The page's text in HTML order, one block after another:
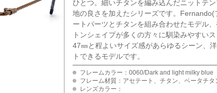
ひとつ。細いチタンを編み込んだニットテ
地の良さを加えたシリーズです。
ートパーツとチタンを組み合わせたモデル
トンシェイプが多くの方々に馴染みやすい
47㎜と程よいサイズ感があらゆるシーン、
トできるモデルです。
フレームカラー：0060/Dark and light milky blue
フレーム材質：アセテート、チタン、ベータチタ
レンズカラー：